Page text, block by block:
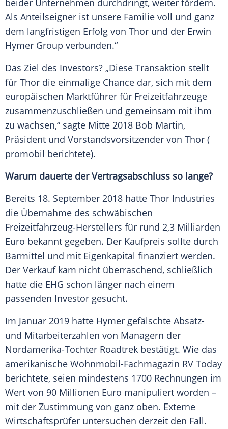
beider Unternehmen durchdringt, weiter fördern.
Als Anteilseigner ist unsere Familie voll und ganz
dem langfristigen Erfolg von Thor und der Erwin
Hymer Group verbunden.“
Das Ziel des Investors? „Diese Transaktion stellt
für Thor die einmalige Chance dar, sich mit dem
europäischen Marktführer für Freizeitfahrzeuge
zusammenzuschließen und gemeinsam mit ihm
zu wachsen,“ sagte Mitte 2018 Bob Martin,
Präsident und Vorstandsvorsitzender von Thor (
promobil berichtete).
Warum dauerte derVertragsabschluss so lange?
Bereits 18. September 2018 hatte Thor Industries
die Übernahme des schwäbischen
Freizeitfahrzeug-Herstellers für rund 2,3 Milliarden
Euro bekannt gegeben. Der Kaufpreis sollte durch
Barmittel und mit Eigenkapital finanziert werden.
Der Verkauf kam nicht überraschend, schließlich
hatte die EHG schon länger nach einem
passenden Investor gesucht.
Im Januar 2019 hatte Hymer gefälschte Absatz-
und Mitarbeiterzahlen von Managern der
Nordamerika-Tochter Roadtrek bestätigt. Wie das
amerikanische Wohnmobil-Fachmagazin RV Today
berichtete, seien mindestens 1700 Rechnungen im
Wert von 90 Millionen Euro manipuliert worden –
mit der Zustimmung von ganz oben. Externe
Wirtschaftsprüfer untersuchen derzeit den Fall.